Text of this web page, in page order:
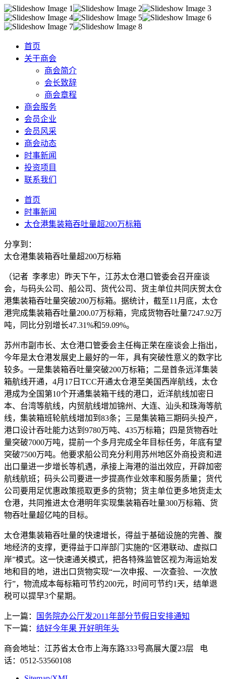
首页
关于商会
商会简介
会长致辞
商会章程
商会服务
会员企业
会员风采
商会动态
时事新闻
投资项目
联系我们
首页
时事新闻
太仓港集装箱吞吐量超200万标箱
分享到：
太仓港集装箱吞吐量超200万标箱
（记者 李孝忠）昨天下午，江苏太仓港口管委会召开座谈
会，与码头公司、船公司、货代公司、货主单位共同庆贺太仓
港集装箱吞吐量突破200万标箱。据统计，截至11月底，太仓
港完成集装箱吞吐量200.07万标箱，完成货物吞吐量7247.92万
吨，同比分别增长47.31%和59.09%。
苏州市副市长、太仓港口管委会主任梅正荣在座谈会上指出，
今年是太仓港发展史上最好的一年，具有突破性意义的数字比
较多。一是集装箱吞吐量突破200万标箱；二是首条远洋集装
箱航线开通，4月17日TCC开通太仓港至美国西岸航线，太仓
港成为全国第10个开通集装箱干线的港口，近洋航线加密日
本、台湾等航线，内贸航线增加锦州、大连、汕头和珠海等航
线，集装箱班轮航线增加到83条；三是集装箱三期码头投产，
港口设计吞吐能力达到9780万吨、435万标箱；四是货物吞吐
量突破7000万吨，提前一个多月完成全年目标任务，年底有望
突破7500万吨。他要求船公司充分利用苏州地区外商投资和进
出口量进一步增长等机遇，承接上海港的溢出效应，开辟加密
航线航班；码头公司要进一步提高作业效率和服务质量；货代
公司要用足优惠政策揽取更多的货物；货主单位更多地货走太
仓港，共同推进太仓港明年实现集装箱吞吐量300万标箱、货
物吞吐量超亿吨的目标。
太仓港集装箱吞吐量的快速增长，得益于基础设施的完善、腹
地经济的支撑，更得益于口岸部门实施的“区港联动、虚拟口
岸”模式。这一快速通关模式，把各特殊监管区视为海运始发
地和目的地，进出口货物实现“一次申报、一次查验、一次放
行”，物流成本每标箱可节约200元，时间可节约1天，结单退
税可以提早3个星期。
上一篇：
国务院办公厅发2011年部分节假日安排通知
下一篇： 结好今年果 开好明年头
商会地址：江苏省太仓市上海东路333号高展大厦23层 电
话：0512-53560108